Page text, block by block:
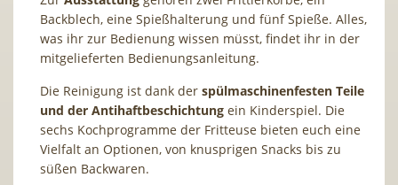
Backblech, eine Spießhalterung und fünf Spieße. Alles,
was ihr zur Bedienung wissen müsst, findet ihr in der
mitgelieferten Bedienungsanleitung.
Die Reinigung ist dank der spülmaschinenfesten Teile
und der Antihaftbeschichtung ein Kinderspiel. Die
sechs Kochprogramme der Fritteuse bieten euch eine
Vielfalt an Optionen, von knusprigen Snacks bis zu
süßen Backwaren.